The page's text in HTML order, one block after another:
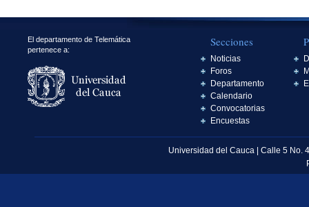
El departamento de Telemática
pertenece a:
Secciones
Noticias
Foros
Departamento
Calendario
Convocatorias
Encuestas
Universidad del Cauca | Calle 5 No.